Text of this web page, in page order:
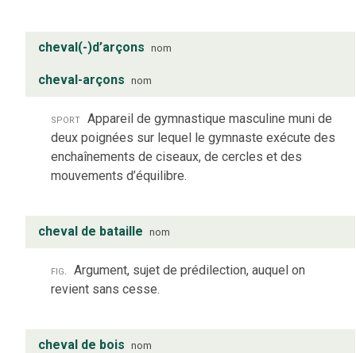
cheval(-)d’arçons nom
cheval-arçons nom
sport Appareil de gymnastique masculine muni de
deux poignées sur lequel le gymnaste exécute des
enchaînements de ciseaux, de cercles et des
mouvements d’équilibre.
cheval de bataille nom
fig. Argument, sujet de prédilection, auquel on
revient sans cesse.
cheval de bois nom